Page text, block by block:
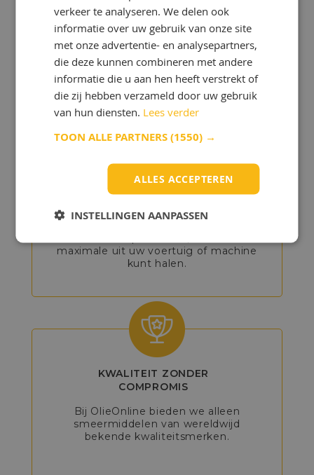
Bij OlieOnline hebben we een team
van gepassioneerde smeermiddelen-
specialisten met uitgebreide kennis en
ervaring.
GEDETAILLEERD
maximale uit uw voertuig of machine
kunt halen.
KWALITEIT ZONDER
COMPROMIS
Bij OlieOnline bieden we alleen
smeermiddelen van wereldwijd
bekende kwaliteitsmerken.
verkeer te analyseren. We delen ook
informatie over uw gebruik van onze site
met onze advertentie- en analysepartners,
die deze kunnen combineren met andere
informatie die u aan hen heeft verstrekt of
die zij hebben verzameld door uw gebruik
van hun diensten. Lees verder
TOON ALLE PARTNERS(1550) →
ALLES ACCEPTEREN
INSTELLINGEN AANPASSEN